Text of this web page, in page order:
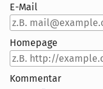
E-Mail
Homepage
Kommentar